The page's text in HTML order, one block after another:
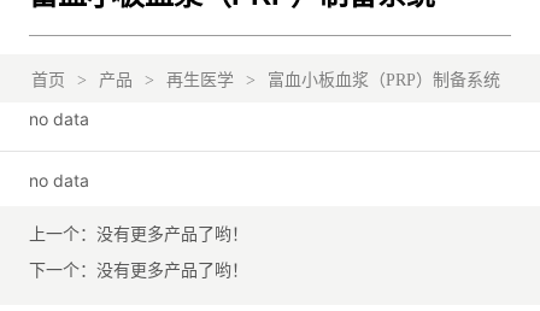
首页 > 产品 > 再生医学 > 富血小板血浆（PRP）制备系统
no data
no data
上一个：没有更多产品了哟！
下一个：没有更多产品了哟！